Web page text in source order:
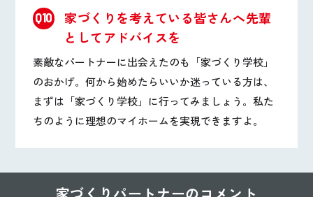
Q10
家づくりを考えている皆さんへ先輩
としてアドバイスを
素敵なパートナーに出会えたのも「家づくり学校」
のおかげ。何から始めたらいいか迷っている方は、
まずは「家づくり学校」に行ってみましょう。私た
ちのように理想のマイホームを実現できますよ。